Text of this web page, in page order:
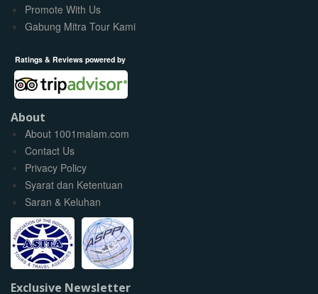
Promote With Us
Gabung Mitra Tour Kami
Ratings & Reviews powered by
About
About 1001malam.com
Contact Us
Privacy Policy
Syarat dan Ketentuan
Saran & Keluhan
Exclusive Newsletter